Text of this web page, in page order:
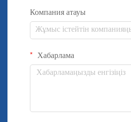
Компания атауы
Хабарлама